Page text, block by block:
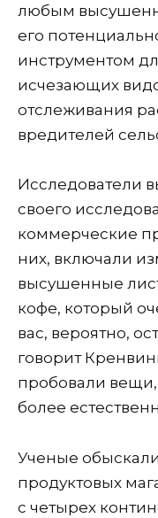
любым
его
инструментом
исчезающих
отслеживания
вредителей
Исследователи
своего
коммерческие
них, включали
высушенные
кофе, который
вас, вероятно,
говорит
пробовали
более
Ученые
продуктовых
с четырех